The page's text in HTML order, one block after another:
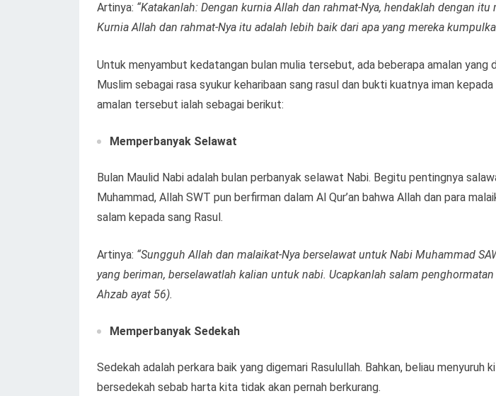
Artinya: “Katakanlah: Dengan kurnia Allah dan rahmat-Nya, hendaklah dengan itu
Kurnia Allah dan rahmat-Nya itu adalah lebih baik dari apa yang mereka
Untuk menyambut kedatangan bulan mulia tersebut, ada beberapa amalan yang
Muslim sebagai rasa syukur keharibaan sang rasul dan bukti kuatnya iman
amalan tersebut ialah sebagai berikut:
Memperbanyak Selawat
Bulan Maulid Nabi adalah bulan perbanyak selawat Nabi. Begitu pentingnya
Muhammad, Allah SWT pun berfirman dalam Al Qur’an bahwa Allah dan para
salam kepada sang Rasul.
Artinya: “Sungguh Allah dan malaikat-Nya berselawat untuk Nabi Muhammad
yang beriman, berselawatlah kalian untuk nabi. Ucapkanlah salam penghormatan
Ahzab ayat 56).
Memperbanyak Sedekah
Sedekah adalah perkara baik yang digemari Rasulullah. Bahkan, beliau menyuruh
bersedekah sebab harta kita tidak akan pernah berkurang.